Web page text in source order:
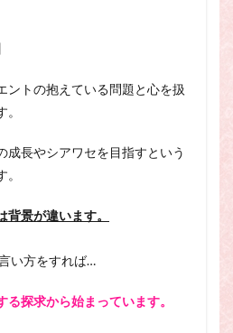
ントの抱えている問題と心を扱
成長やシアワセを目指すという
景が違います。
い方をすれば…
探求から始まっています。